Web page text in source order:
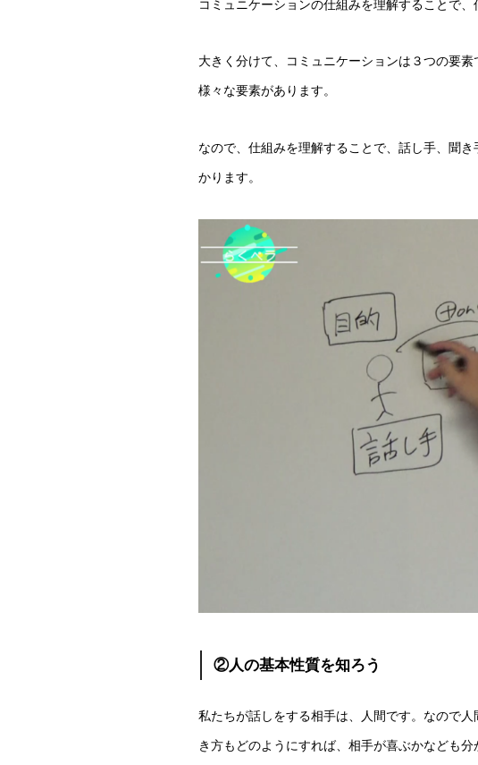
コミュニケーションの仕組みを理解することで
大きく分けて、コミュニケーションは３つの要
様々な要素があります。
なので、仕組みを理解することで、話し手、聞
かります。
②人の基本性質を知ろう
私たちが話しをする相手は、人間です。なので
き方もどのようにすれば、相手が喜ぶかなども分